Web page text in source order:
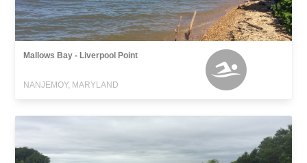
Mallows Bay - Liverpool Point
NANJEMOY, MARYLAND